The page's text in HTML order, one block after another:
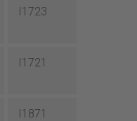
I1723
I1721
I1871